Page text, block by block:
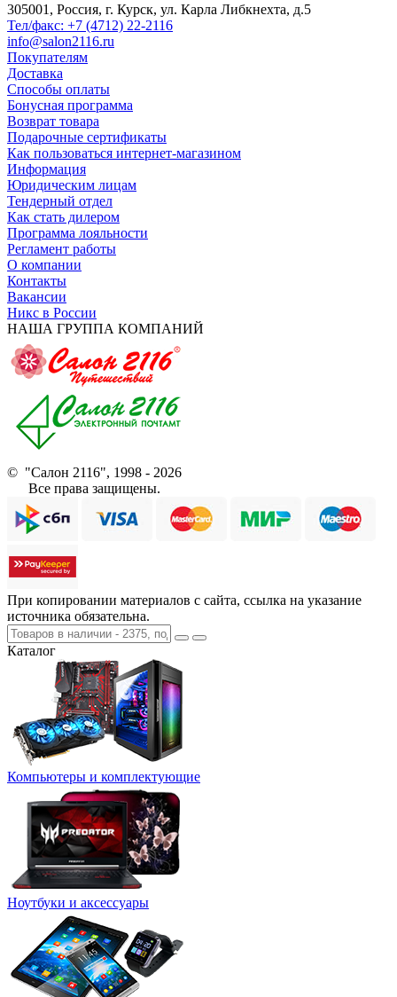
305001, Россия, г. Курск, ул. Карла Либкнехта, д.5
Тел/факс: +7 (4712) 22-2116
info@salon2116.ru
Покупателям
Доставка
Способы оплаты
Бонусная программа
Возврат товара
Подарочные сертификаты
Как пользоваться интернет-магазином
Информация
Юридическим лицам
Тендерный отдел
Как стать дилером
Программа лояльности
Регламент работы
О компании
Контакты
Вакансии
Никс в России
НАША ГРУППА КОМПАНИЙ
© "Салон 2116", 1998 - 2026
Все права защищены.
При копировании материалов с сайта, ссылка на указание
источника обязательна.
Каталог
Компьютеры и комплектующие
Ноутбуки и аксессуары